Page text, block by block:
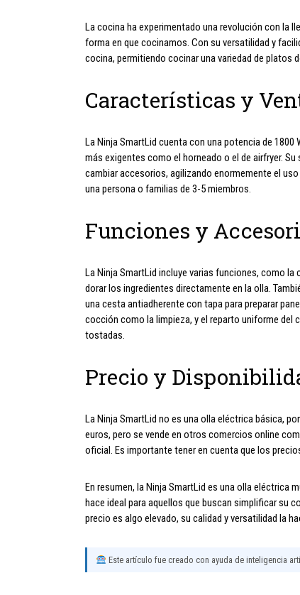
La cocina ha experimentado una revolución con la
forma en que cocinamos. Con su versatilidad y
cocina, permitiendo cocinar una variedad de platos
Características y
La Ninja SmartLid cuenta con una potencia de
más exigentes como el horneado o el de airfryer.
cambiar accesorios, agilizando enormemente el
una persona o familias de 3-5 miembros.
Funciones y
La Ninja SmartLid incluye varias funciones, como la
dorar los ingredientes directamente en la olla.
una cesta antiadherente con tapa para preparar
cocción como la limpieza, y el reparto uniforme
tostadas.
Precio y
La Ninja SmartLid no es una olla eléctrica básica,
euros, pero se vende en otros comercios online
oficial. Es importante tener en cuenta que los
En resumen, la Ninja SmartLid es una olla eléctrica
hace ideal para aquellos que buscan simplificar su
precio es algo elevado, su calidad y versatilidad la
Este artículo fue creado con ayuda de inteligencia